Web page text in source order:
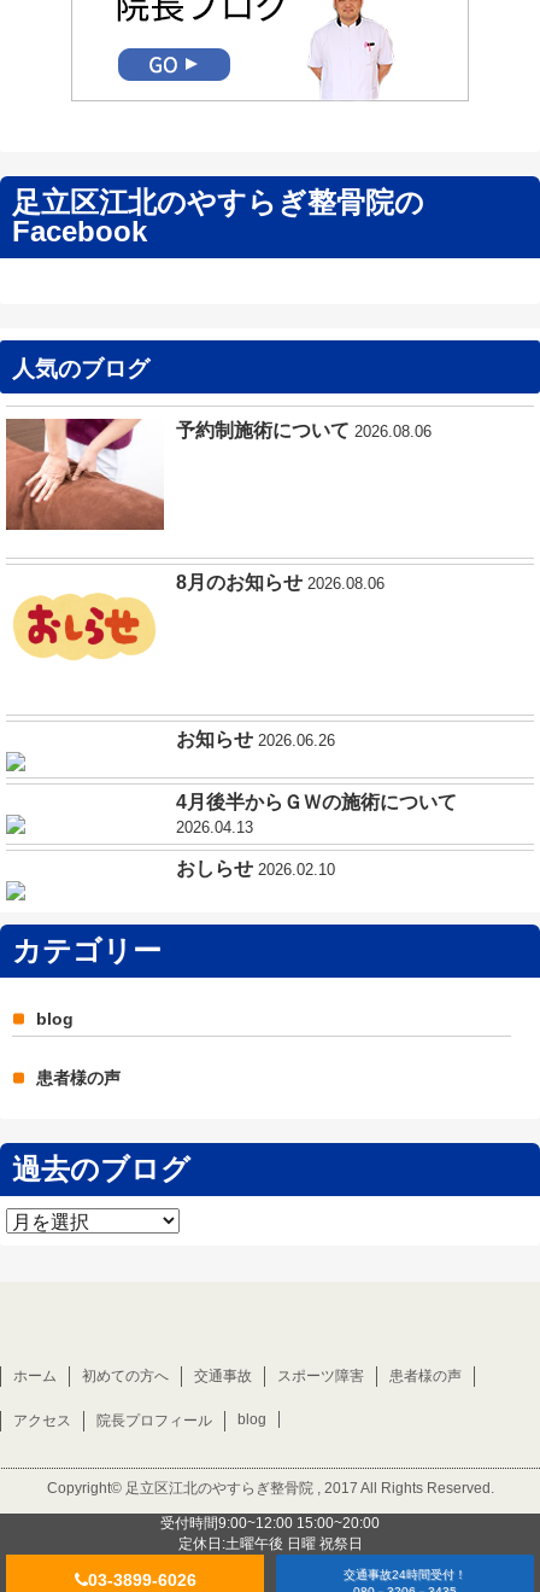
受付時間9:00~12:00 15:00~20:00
定休日:土曜午後 日曜 祝祭日
03-3899-6026
交通事故24時間受付！
足立区江北のやすらぎ整骨院の
Facebook
人気のブログ
予約制施術について 2026.08.06
8月のお知らせ 2026.08.06
お知らせ 2026.06.26
4月後半からＧＷの施術について
2026.04.13
おしらせ 2026.02.10
カテゴリー
blog
患者様の声
過去のブログ
過
ホーム 初めての方へ 交通事故 スポーツ障害 患者様の声
アクセス 院長プロフィール blog
Copyright© 足立区江北のやすらぎ整骨院, 2017 All Rights Reserved.